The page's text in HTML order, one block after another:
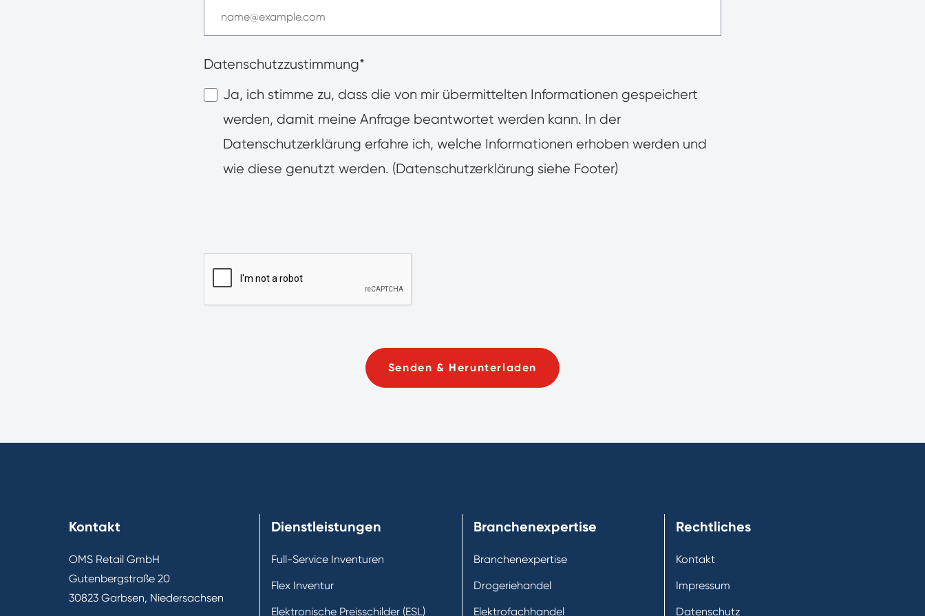
Datenschutzzustimmung*
Ja, ich stimme zu, dass die von mir übermittelten Informationen gespeichert
werden, damit meine Anfrage beantwortet werden kann. In der
Datenschutzerklärung erfahre ich, welche Informationen erhoben werden und
wie diese genutzt werden. (Datenschutzerklärung siehe Footer)
Senden & Herunterladen
Kontakt
OMS Retail GmbH
Gutenbergstraße 20
30823 Garbsen, Niedersachsen
Dienstleistungen
Full-Service Inventuren
Flex Inventur
Elektronische Preisschilder (ESL)
Branchenexpertise
Branchenexpertise
Drogeriehandel
Elektrofachhandel
Rechtliches
Kontakt
Impressum
Datenschutz